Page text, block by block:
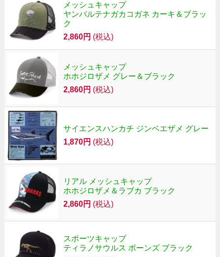
メッシュキャップ
ヤンバルテナガカコガネ カーキ＆ブラッ
ク
2,860円 (税込)
メッシュキャップ
ホホジロザメ グレー＆ブラック
2,860円 (税込)
サイエンスハンカチ ジンベエザメ グレー
1,870円 (税込)
リアル メッシュキャップ
ホホジロザメ＆ラブカ ブラック
2,860円 (税込)
スポーツキャップ
ティラノサウルス ボーンズ ブラック